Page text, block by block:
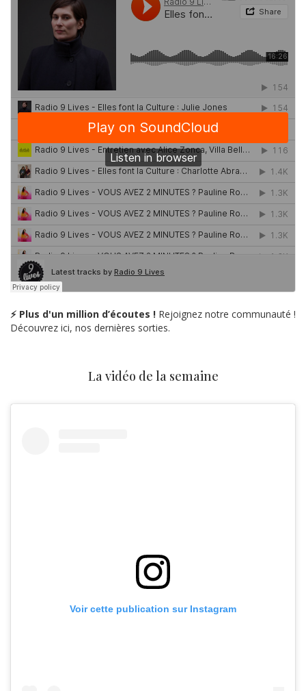
⚡ Plus d'un million d’écoutes ! Rejoignez notre communauté !
Découvrez ici, nos dernières sorties.
La vidéo de la semaine
Voir cette publication sur Instagram